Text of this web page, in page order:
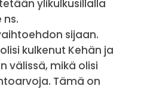
ylikulkusillalla
ns.
sijaan.
kulkenut Kehän ja
välissä, mikä olisi
Tämä on